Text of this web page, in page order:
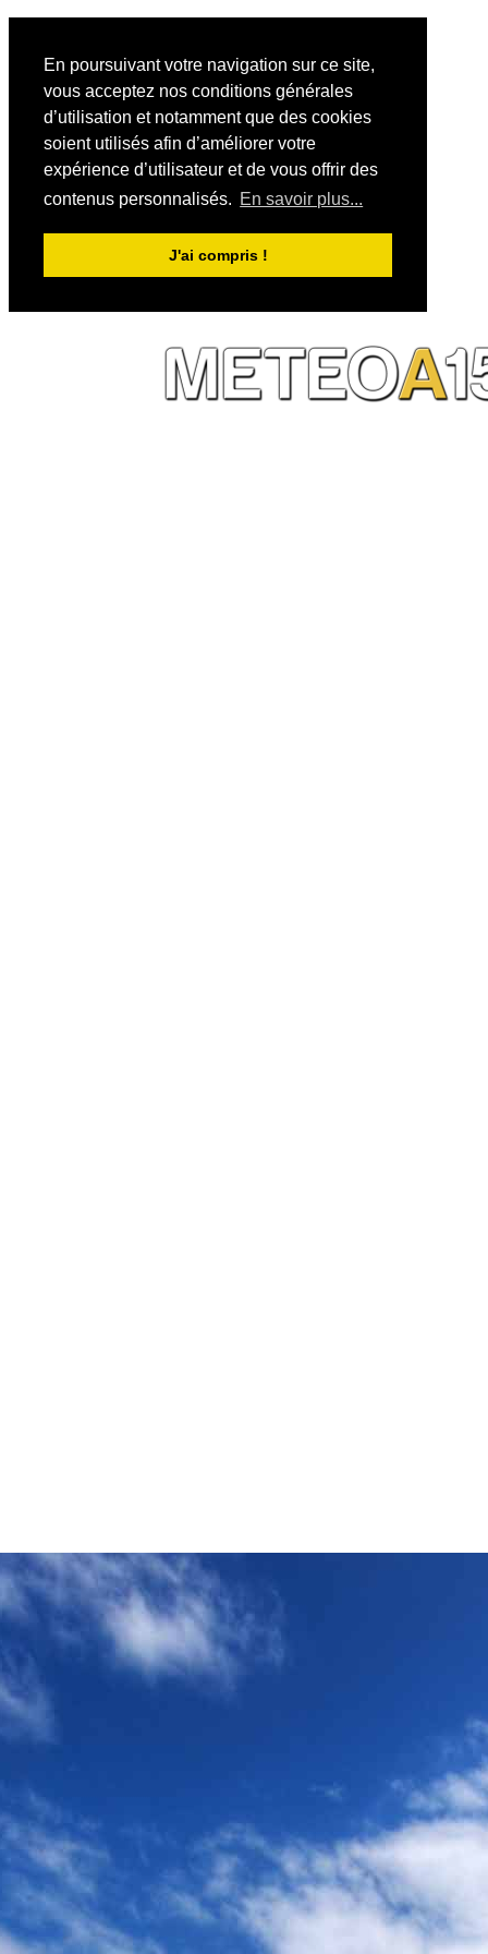
En poursuivant votre navigation sur ce site,
vous acceptez nos conditions générales
d’utilisation et notamment que des cookies
soient utilisés afin d’améliorer votre
expérience d’utilisateur et de vous offrir des
contenus personnalisés. En savoir plus...
J'ai compris !